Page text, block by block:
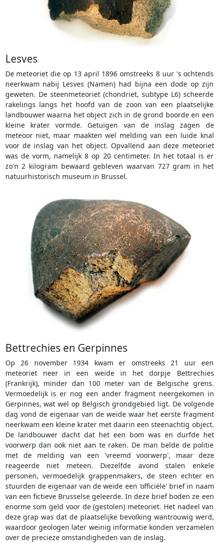
Lesves
De meteoriet die op 13 april 1896 omstreeks 8 uur 's ochtends
neerkwam nabij Lesves (Namen) had bijna een dode op zijn
geweten. De steenmeteoriet (chondriet, subtype L6) scheerde
rakelings langs het hoofd van de zoon van een plaatselijke
landbouwer waarna het object zich in de grond boorde en een
kleine krater vormde. Getuigen van de inslag zagen de
meteoor niet, maar maakten wel melding van een luide knal
voor de inslag van het object. Opvallend aan deze meteoriet
was de vorm, namelijk 8 op 20 centimeter. In het totaal is er
zo'n 2 kilogram bewaard gebleven waarvan 727 gram in het
natuurhistorisch museum in Brussel.
Bettrechies en Gerpinnes
Op 26 november 1934 kwam er omstreeks 21 uur een
meteoriet neer in een weide in het dorpje Bettrechies
(Frankrijk), minder dan 100 meter van de Belgische grens.
Vermoedelijk is er nog een ander fragment neergekomen in
Gerpinnes, wat wel op Belgisch grondgebied ligt. De volgende
dag vond de eigenaar van de weide waar het eerste fragment
neerkwam een kleine krater met daarin een steenachtig object.
De landbouwer dacht dat het een bom was en durfde het
voorwerp dan ook niet aan te raken. De man belde de politie
met de melding van een 'vreemd voorwerp', maar deze
reageerde niet meteen. Diezelfde avond stalen enkele
personen, vermoedelijk grappenmakers, de steen echter en
stuurden de eigenaar van de weide een 'officiële' brief in naam
van een fictieve Brusselse geleerde. In deze brief boden ze een
enorme som geld voor de (gestolen) meteoriet. Het nadeel van
deze grap was dat de plaatselijke bevolking wantrouwig werd,
waardoor geologen later weinig informatie konden verzamelen
over de precieze omstandigheden van de inslag.